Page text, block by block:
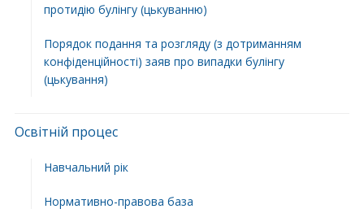
протидію булінгу (цькуванню)
Порядок подання та розгляду (з дотриманням
конфіденційності) заяв про випадки булінгу
(цькування)
Освітній процес
Навчальний рік
Нормативно-правова база